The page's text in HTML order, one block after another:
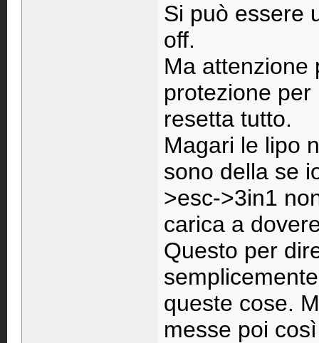
Si può essere
off.
Ma attenzione
protezione
resetta tutto.
Magari le lipo
sono della se
>esc->3in1
carica a
Questo per
queste cose.
messe poi